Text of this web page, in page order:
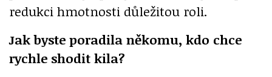
redukci hmotnosti důležitou roli.
Jak byste poradila někomu, kdo chce
rychle shodit kila?